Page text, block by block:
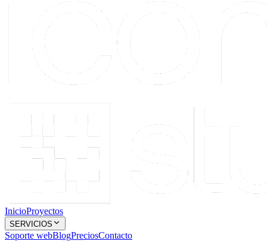
InicioProyectos
SERVICIOS
Soporte webBlogPreciosContacto